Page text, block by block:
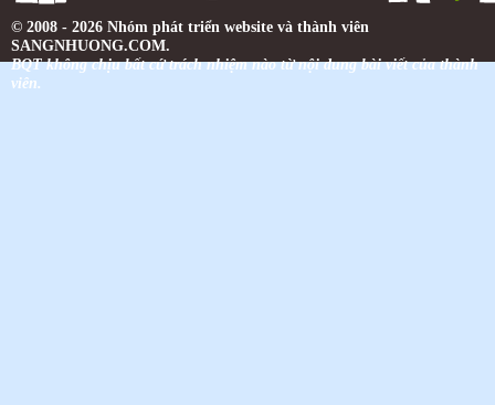
© 2008 - 2026 Nhóm phát triển website và thành viên
SANGNHUONG.COM.
BQT không chịu bất cứ trách nhiệm nào từ nội dung bài viết của thành
viên.